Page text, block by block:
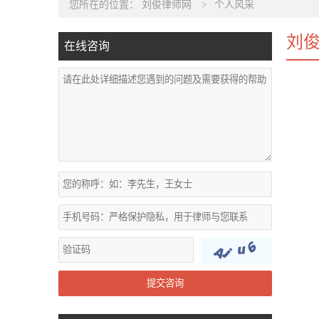
您所在的位置： 刘俊律师网 > 个人风采
在线咨询
提交咨询
刘